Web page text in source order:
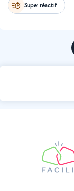
Super réactif